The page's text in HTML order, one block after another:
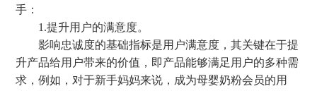
手：
1.提升用户的满意度。
影响忠诚度的基础指标是用户满意度，其关键在于提
升产品给用户带来的价值，即产品能够满足用户的多种需
求，例如，对于新手妈妈来说，成为母婴奶粉会员的用